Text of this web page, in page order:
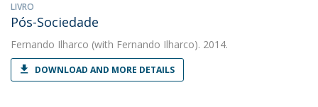
LIVRO
Pós-Sociedade
Fernando Ilharco (with Fernando Ilharco). 2014.
DOWNLOAD AND MORE DETAILS